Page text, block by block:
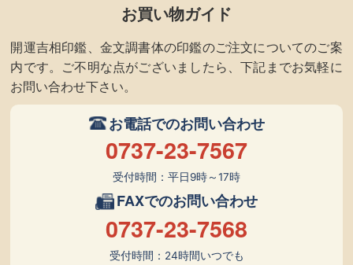
お買い物ガイド
開運吉相印鑑、金文調書体の印鑑のご注文についてのご案
内です。ご不明な点がございましたら、下記までお気軽に
お問い合わせ下さい。
お電話でのお問い合わせ
0737-23-7567
受付時間：平日9時～17時
FAXでのお問い合わせ
0737-23-7568
受付時間：24時間いつでも